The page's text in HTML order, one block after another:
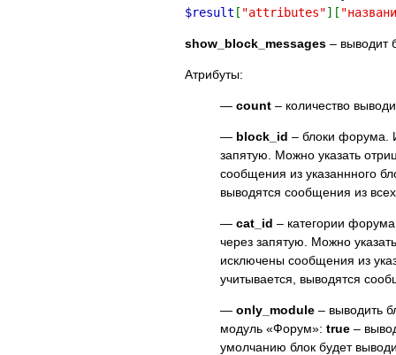
$result [ "attributes"][
show_block_messages – выводит
Атрибуты:
— count – количество
— block_id – блоки форума.
запятую. Можно указать
сообщения из указаннного
выводятся сообщения из
— cat_id – категории
через запятую. Можно
исключены сообщения из
учитывается, выводятся
— only_module – выводить
модуль «Форум»: true –
умолчанию блок будет